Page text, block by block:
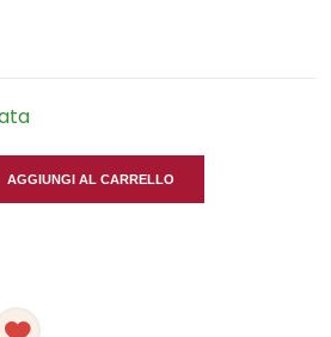
AGGIUNGI AL CARRELLO